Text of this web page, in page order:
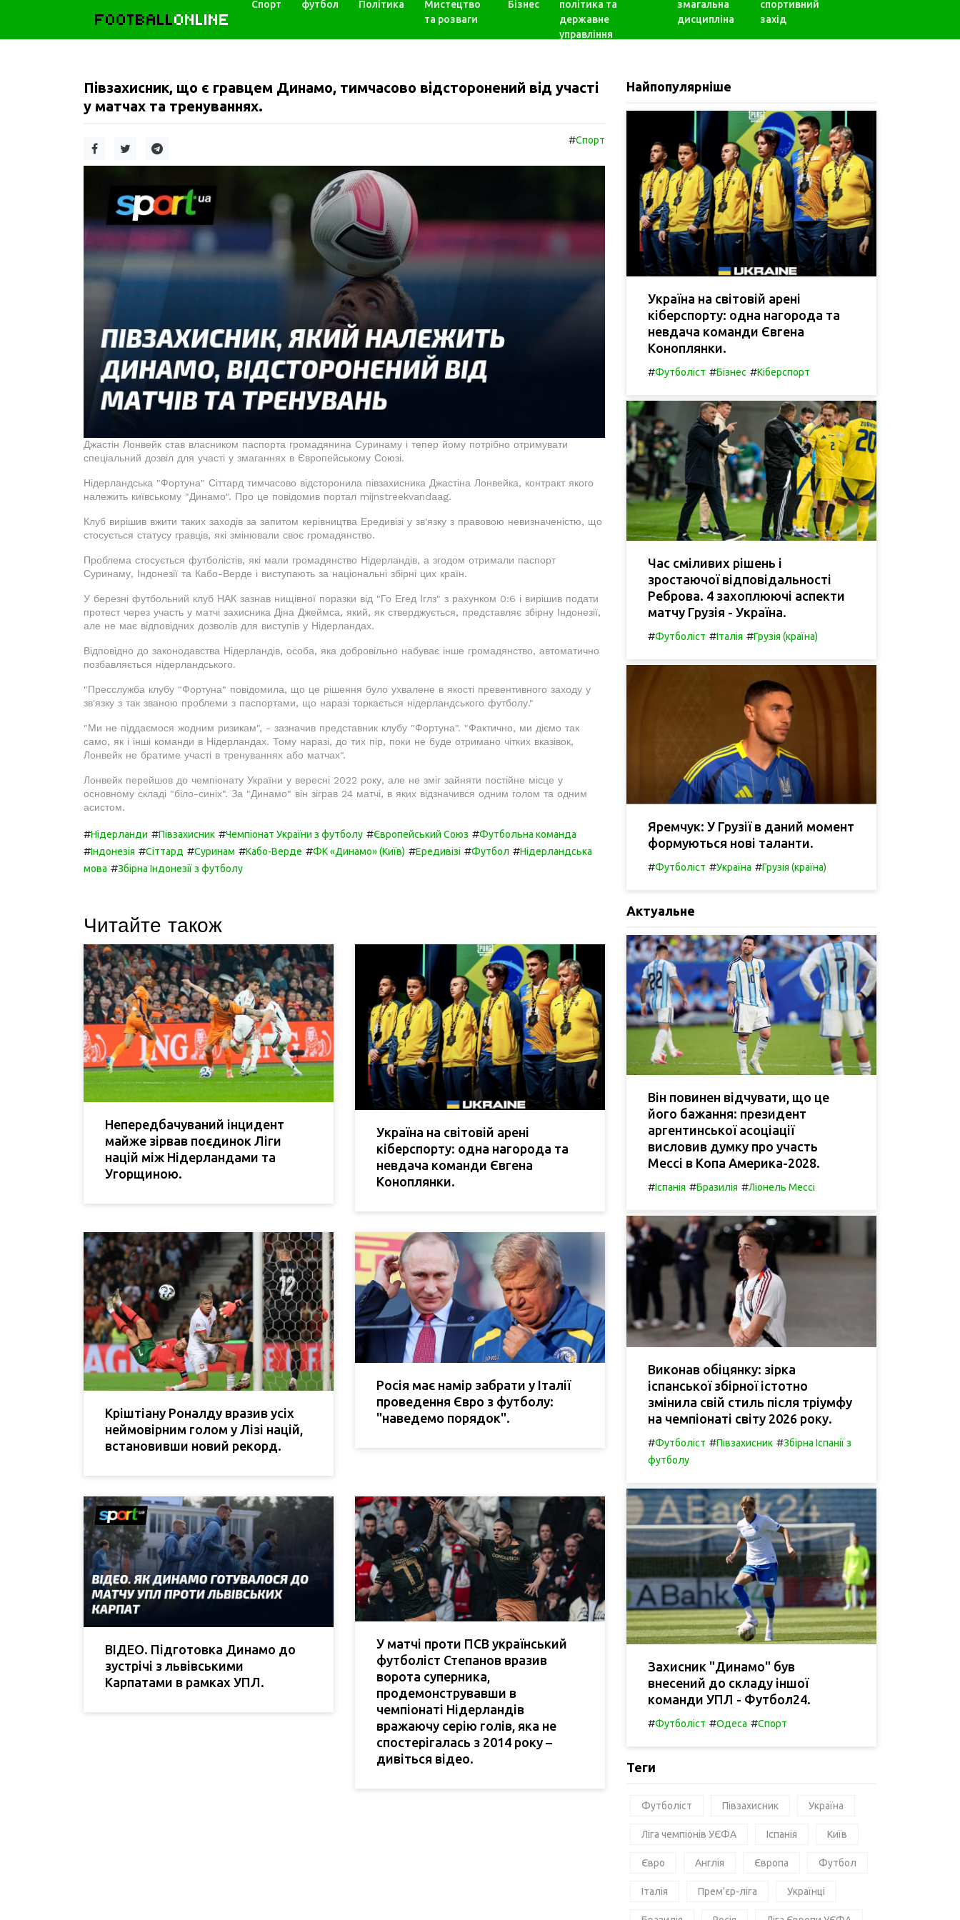
FOOTBALLONLINE
Спорт футбол Політика
Мистецтво
та розваги
Бізнес
політика та
державне
управління
змагальна
дисципліна
спортивний
захід
Півзахисник, що є гравцем Динамо, тимчасово відсторонений від участі
у матчах та тренуваннях.
#Спорт
Джастін Лонвейк став власником паспорта громадянина Суринаму і тепер йому потрібно отримувати
спеціальний дозвіл для участі у змаганнях в Європейському Союзі.
Нідерландська "Фортуна" Сіттард тимчасово відсторонила півзахисника Джастіна Лонвейка, контракт якого
належить київському "Динамо". Про це повідомив портал mijnstreekvandaag.
Клуб вирішив вжити таких заходів за запитом керівництва Ередивізі у зв'язку з правовою невизначеністю, що
стосується статусу гравців, які змінювали своє громадянство.
Проблема стосується футболістів, які мали громадянство Нідерландів, а згодом отримали паспорт
Суринаму, Індонезії та Кабо-Верде і виступають за національні збірні цих країн.
У березні футбольний клуб НАК зазнав нищівної поразки від "Го Егед Іглз" з рахунком 0:6 і вирішив подати
протест через участь у матчі захисника Діна Джеймса, який, як стверджується, представляє збірну Індонезії,
але не має відповідних дозволів для виступів у Нідерландах.
Відповідно до законодавства Нідерландів, особа, яка добровільно набуває інше громадянство, автоматично
позбавляється нідерландського.
"Пресслужба клубу "Фортуна" повідомила, що це рішення було ухвалене в якості превентивного заходу у
зв'язку з так званою проблеми з паспортами, що наразі торкається нідерландського футболу."
"Ми не піддаємося жодним ризикам", - зазначив представник клубу "Фортуна". "Фактично, ми діємо так
само, як і інші команди в Нідерландах. Тому наразі, до тих пір, поки не буде отримано чітких вказівок,
Лонвейк не братиме участі в тренуваннях або матчах".
Лонвейк перейшов до чемпіонату України у вересні 2022 року, але не зміг зайняти постійне місце у
основному складі "біло-синіх". За "Динамо" він зіграв 24 матчі, в яких відзначився одним голом та одним
асистом.
#Нідерланди #Півзахисник #Чемпіонат України з футболу #Європейський Союз #Футбольна команда
#Індонезія #Сіттард #Суринам #Кабо-Верде #ФК «Динамо» (Київ) #Ередивізі #Футбол #Нідерландська
мова #Збірна Індонезії з футболу
Читайте також
Непередбачуваний інцидент
майже зірвав поєдинок Ліги
націй між Нідерландами та
Угорщиною.
Україна на світовій арені
кіберспорту: одна нагорода та
невдача команди Євгена
Коноплянки.
Кріштіану Роналду вразив усіх
неймовірним голом у Лізі націй,
встановивши новий рекорд.
Росія має намір забрати у Італії
проведення Євро з футболу:
"наведемо порядок".
ВІДЕО. Підготовка Динамо до
зустрічі з львівськими
Карпатами в рамках УПЛ.
У матчі проти ПСВ український
футболіст Степанов вразив
ворота суперника,
продемонструвавши в
чемпіонаті Нідерландів
вражаючу серію голів, яка не
спостерігалась з 2014 року –
дивіться відео.
Найпопулярніше
Україна на світовій арені
кіберспорту: одна нагорода та
невдача команди Євгена
Коноплянки.
#Футболіст #Бізнес #Кіберспорт
Час сміливих рішень і
зростаючої відповідальності
Реброва. 4 захоплюючі аспекти
матчу Грузія - Україна.
#Футболіст #Італія #Грузія (країна)
Яремчук: У Грузії в даний момент
формуються нові таланти.
#Футболіст #Україна #Грузія (країна)
Актуальне
Він повинен відчувати, що це
його бажання: президент
аргентинської асоціації
висловив думку про участь
Мессі в Копа Америка-2028.
#Іспанія #Бразилія #Ліонель Мессі
Виконав обіцянку: зірка
іспанської збірної істотно
змінила свій стиль після тріумфу
на чемпіонаті світу 2026 року.
#Футболіст #Півзахисник #Збірна Іспанії з
футболу
Захисник "Динамо" був
внесений до складу іншої
команди УПЛ - Футбол24.
#Футболіст #Одеса #Спорт
Теги
Футболіст Півзахисник Україна
Ліга чемпіонів УЄФА Іспанія Київ
Євро Англія Європа Футбол
Італія Прем'єр-ліга Українці